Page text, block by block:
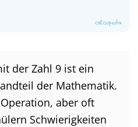
der Zahl 9 ist ein
der Mathematik.
aber oft
Schwierigkeiten